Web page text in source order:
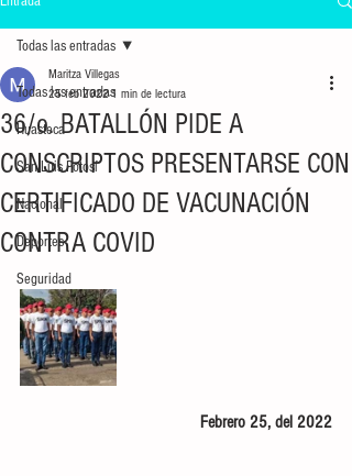
Todas las entradas
Huasteca
San Luis Potosí
Nacional
Deportes
Seguridad
Todas las entradas
36/o. BATALLÓN PIDE A
CONSCRIPTOS PRESENTARSE CON
CERTIFICADO DE VACUNACIÓN
CONTRA COVID
Maritza Villegas
25 feb 20221 min de lectura
Febrero 25, del 2022